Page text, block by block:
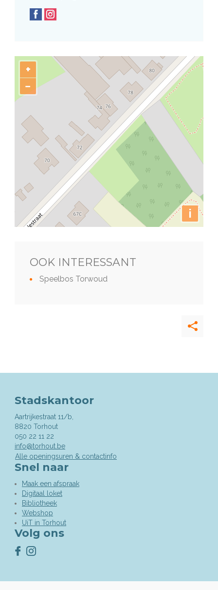
Volg
ons
Facebook
Instagram
+
−
i
OOK INTERESSANT
Speelbos Torwoud
Deel
Stadskantoor
Aartrijkestraat 11/b,
,8820 Torhout
050 22 11 22
info@torhout.be
Alle openingsuren & contactinfo
Snel naar
Maak een afspraak
Digitaal loket
Bibliotheek
Webshop
UiT in Torhout
Volg ons
Volg Volg